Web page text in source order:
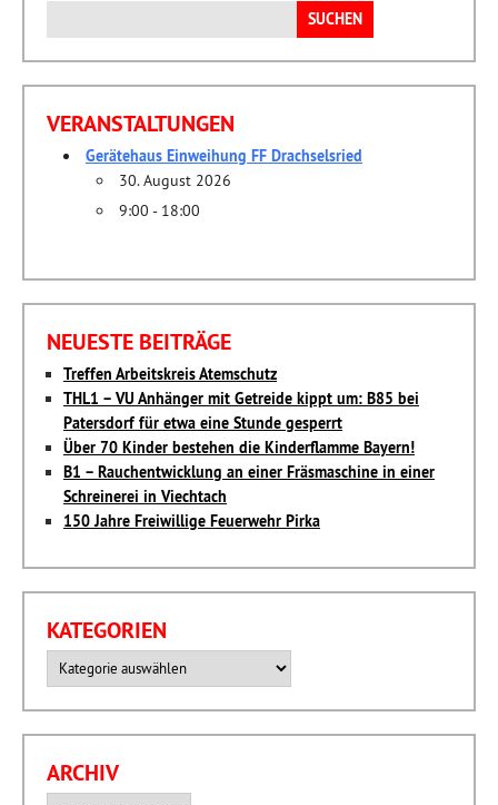
nach:
VERANSTALTUNGEN
Gerätehaus Einweihung FF Drachselsried
30. August 2026
9:00 - 18:00
NEUESTE BEITRÄGE
Treffen Arbeitskreis Atemschutz
THL1 – VU Anhänger mit Getreide kippt um: B85 bei
Patersdorf für etwa eine Stunde gesperrt
Über 70 Kinder bestehen die Kinderflamme Bayern!
B1 – Rauchentwicklung an einer Fräsmaschine in einer
Schreinerei in Viechtach
150 Jahre Freiwillige Feuerwehr Pirka
KATEGORIEN
Kategorien
ARCHIV
Archiv